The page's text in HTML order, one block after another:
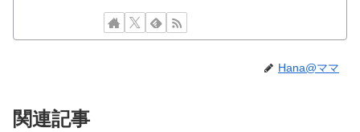
Hana@ママ
関連記事